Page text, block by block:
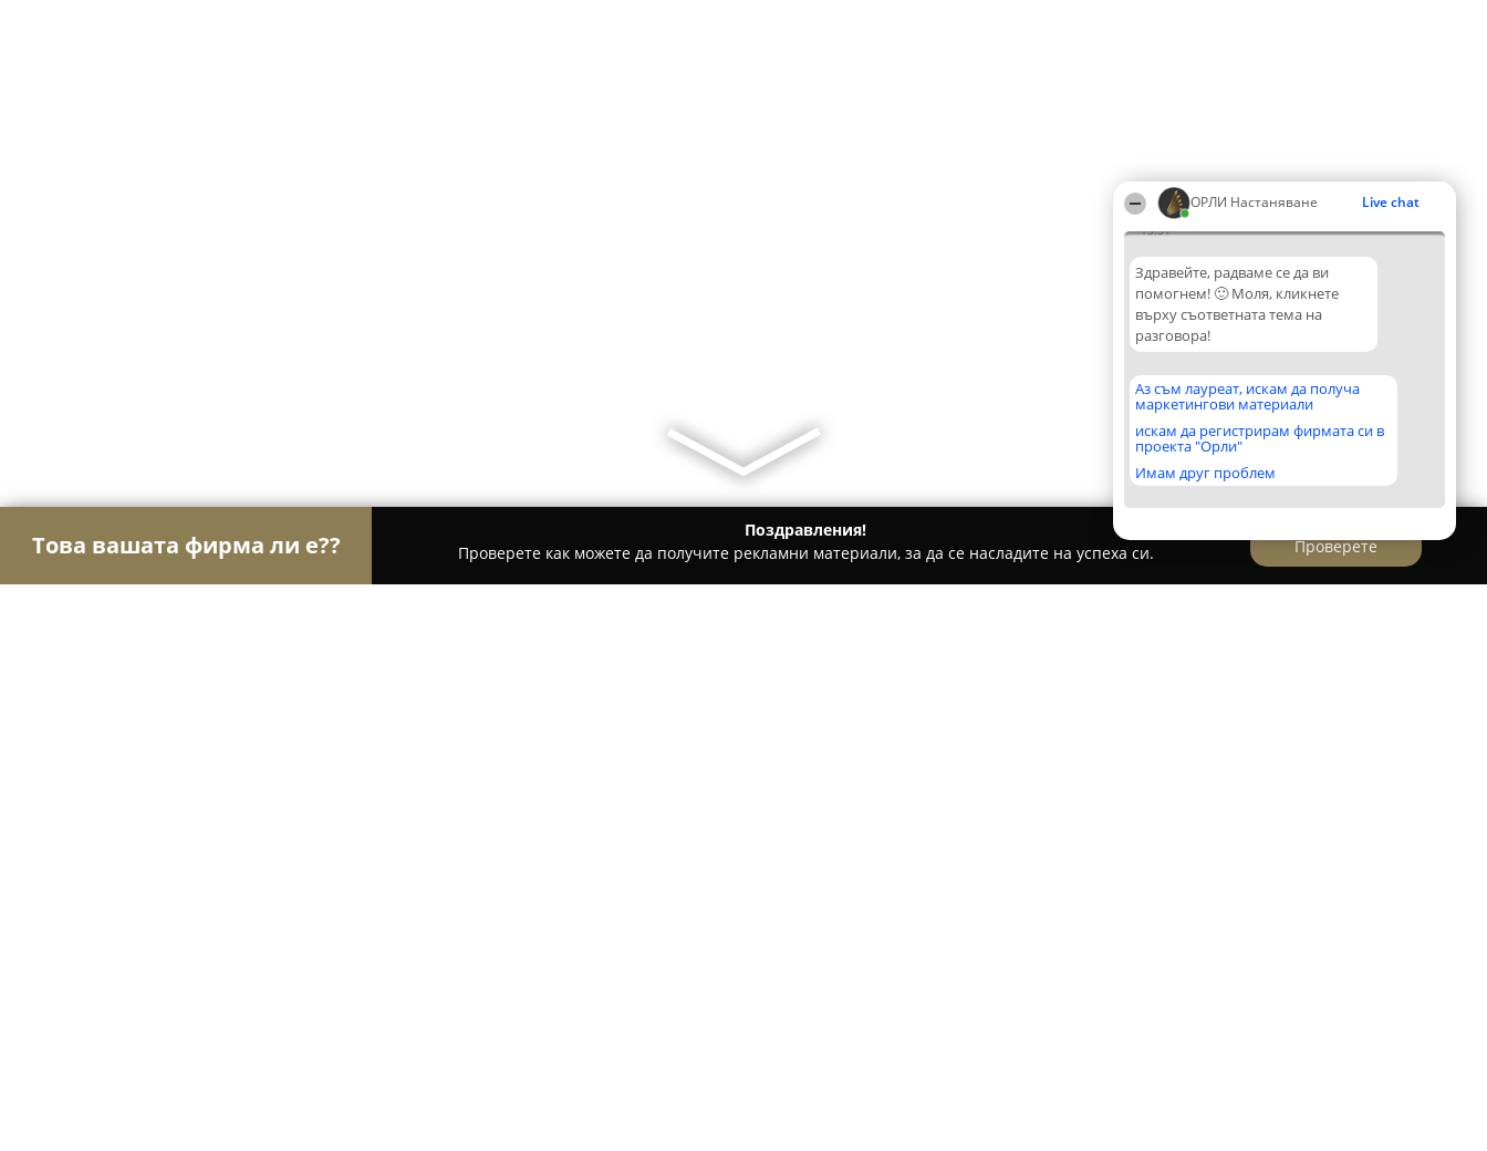
ОРЛИ Настаняване Live chat
15:51
Здравейте, радваме се да ви
помогнем! 🙂 Моля, кликнете
върху съответната тема на
разговора!
Аз съм лауреат, искам да получа
маркетингови материали
искам да регистрирам фирмата си в
проекта "Орли"
Имам друг проблем
Това вашата фирма ли е??
Поздравления!
Проверете как можете да получите рекламни материали, за да се насладите на успеха си.
Проверете